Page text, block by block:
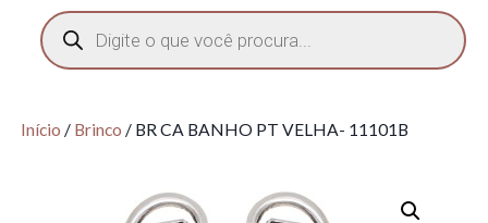
Início / Brinco / BR CA BANHO PT VELHA- 11101B